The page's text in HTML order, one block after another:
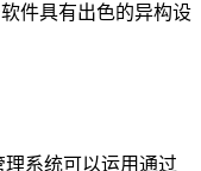
件具有出色的异构设
系统可以运用通过